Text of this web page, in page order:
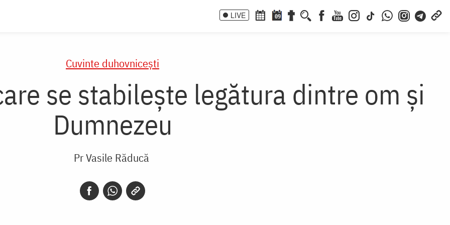
LIVE 09
Cuvinte duhovnicești
se stabilește legătura dintre om și
Dumnezeu
Pr Vasile Răducă